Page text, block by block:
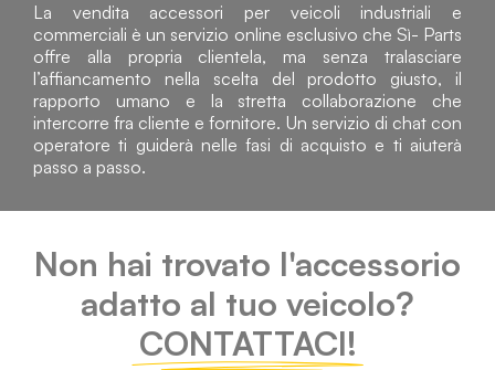
La vendita accessori per veicoli industriali e
commerciali è un servizio online esclusivo che Sì- Parts
offre alla propria clientela, ma senza tralasciare
l’affiancamento nella scelta del prodotto giusto, il
rapporto umano e la stretta collaborazione che
intercorre fra cliente e fornitore. Un servizio di chat con
operatore ti guiderà nelle fasi di acquisto e ti aiuterà
passo a passo.
Non hai trovato l'accessorio
adatto al tuo veicolo?
CONTATTACI!